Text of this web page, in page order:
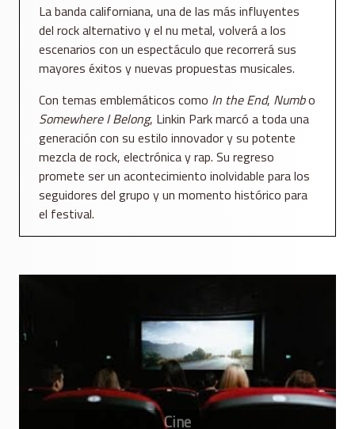
La banda californiana, una de las más influyentes
del rock alternativo y el nu metal, volverá a los
escenarios con un espectáculo que recorrerá sus
mayores éxitos y nuevas propuestas musicales.
Con temas emblemáticos como In the End, Numbo
Somewhere I Belong, Linkin Park marcó a toda una
generación con su estilo innovador y su potente
mezcla de rock, electrónica y rap. Su regreso
promete ser un acontecimiento inolvidable para los
seguidores del grupo y un momento histórico para
el festival.